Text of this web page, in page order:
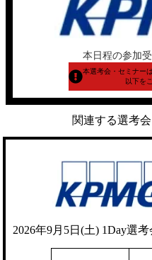
本日程の参加
本選考会・セミナー
以下を
関連する選考
2026年9月5日(土) 1Day選